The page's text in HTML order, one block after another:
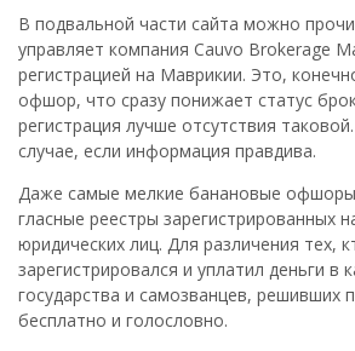
В подвальной части сайта можно
управляет компания Cauvo Brokerage
регистрацией на Маврикии. Это,
офшор, что сразу понижает статус
регистрация лучше отсутствия
случае, если информация правдива.
Даже самые мелкие банановые офшоры
гласные реестры зарегистрированных
юридических лиц. Для различения тех,
зарегистрировался и уплатил деньги в
государства и самозванцев, решивших
бесплатно и голословно.